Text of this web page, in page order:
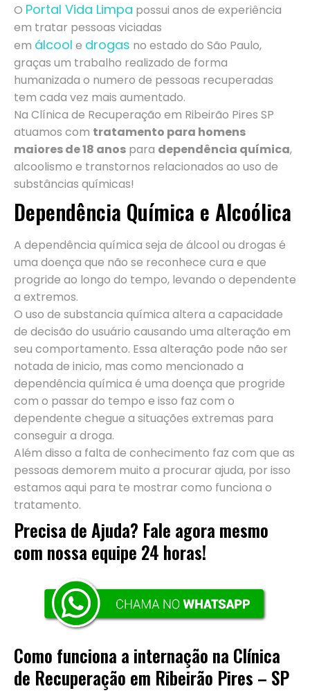
O Portal Vida Limpa possui anos de experiência
em tratar pessoas viciadas
em álcool e drogas no estado do São Paulo,
graças um trabalho realizado de forma
humanizada o numero de pessoas recuperadas
tem cada vez mais aumentado.
Na Clínica de Recuperação em Ribeirão Pires SP
atuamos com tratamento para homens
maiores de 18 anos para dependência química,
alcoolismo e transtornos relacionados ao uso de
substâncias químicas!
Dependência Química e Alcoólica
A dependência química seja de álcool ou drogas é
uma doença que não se reconhece cura e que
progride ao longo do tempo, levando o dependente
a extremos.
O uso de substancia química altera a capacidade
de decisão do usuário causando uma alteração em
seu comportamento. Essa alteração pode não ser
notada de inicio, mas como mencionado a
dependência química é uma doença que progride
com o passar do tempo e isso faz com o
dependente chegue a situações extremas para
conseguir a droga.
Além disso a falta de conhecimento faz com que as
pessoas demorem muito a procurar ajuda, por isso
estamos aqui para te mostrar como funciona o
tratamento.
Precisa de Ajuda? Fale agora mesmo
com nossa equipe 24 horas!
Como funciona a internação na Clínica
de Recuperação em Ribeirão Pires – SP